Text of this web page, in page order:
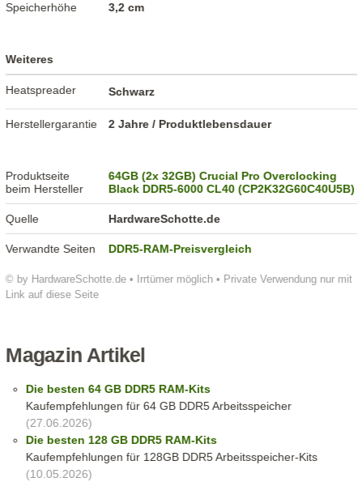
© by HardwareSchotte.de • Irrtümer möglich • Private Verwendung nur mit
Link auf diese Seite
Speicherhöhe 3,2 cm
Weiteres
Heatspreader Schwarz
Herstellergarantie 2 Jahre / Produktlebensdauer
Produktseite
beim Hersteller
64GB (2x 32GB) Crucial Pro Overclocking
Black DDR5-6000 CL40 (CP2K32G60C40U5B)
Quelle HardwareSchotte.de
Verwandte Seiten DDR5-RAM-Preisvergleich
Magazin Artikel
Die besten 64 GB DDR5 RAM-Kits
Kaufempfehlungen für 64 GB DDR5 Arbeitsspeicher
(27.06.2026)
Die besten 128 GB DDR5 RAM-Kits
Kaufempfehlungen für 128GB DDR5 Arbeitsspeicher-Kits
(10.05.2026)